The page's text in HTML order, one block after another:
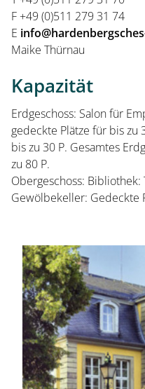
Startseite
Öffnungszeiten
F +49 (0)511 279 31 74
E
Maike Thürnau
Kapazität
Erdgeschoss: Salon für
gedeckte Plätze für bis zu
bis zu 30 P. Gesamtes
zu 80 P.
Obergeschoss: Bibliothek:
Gewölbekeller: Gedeckte